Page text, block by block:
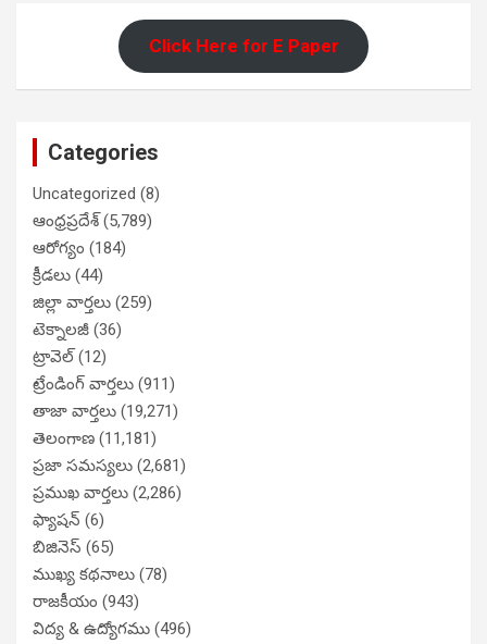
Click Here for E Paper
Categories
Uncategorized (8)
ఆంధ్రప్రదేశ్(5,789)
ఆరోగ్యం (184)
క్రీడలు (44)
జిల్లా వార్తలు (259)
టెక్నాలజీ (36)
ట్రావెల్(12)
ట్రేండింగ్ వార్తలు (911)
తాజా వార్తలు (19,271)
తెలంగాణ (11,181)
ప్రజా సమస్యలు (2,681)
ప్రముఖ వార్తలు (2,286)
ఫ్యాషన్ (6)
బిజినెస్ (65)
ముఖ్య కథనాలు (78)
రాజకీయం (943)
విద్య & ఉద్యోగము (496)